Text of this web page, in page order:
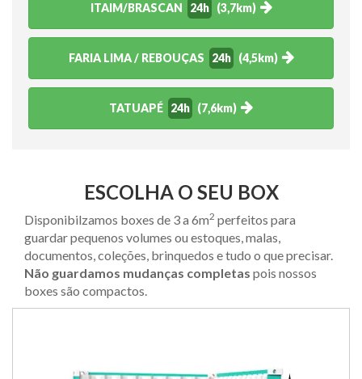
ITAIM/BRASCAN 24h (3,7km)
FARIA LIMA / REBOUÇAS 24h (4,5km)
TATUAPÉ 24h (7,6km)
ESCOLHA O SEU BOX
Disponibilzamos boxes de 3 a 6m2 perfeitos para
guardar pequenos volumes ou estoques, malas,
documentos, coleções, brinquedos e tudo o que precisar.
Não guardamos mudanças completas pois nossos
boxes são compactos.